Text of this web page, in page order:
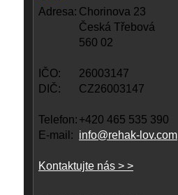
Adresa: Chorinova 23
Česká Třebová
560 02
IČO:
26003147
DIČ:
CZ26003147
Telefon: +420 465 535 390
E-mail: info@rehak-lov.com
Kontaktujte nás > >